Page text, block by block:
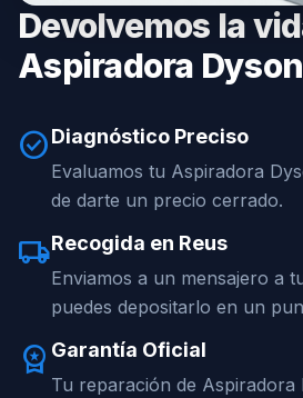
Devolvemos la
Aspiradora
check_circleDiagnóstico Preciso
Evaluamos tu Aspiradora
de darte un precio cerrado.
local_shippingRecogida en Reus
Enviamos a un mensajero a
puedes depositarlo en un
workspace_premium Garantía Oficial
Tu reparación de Aspiradora